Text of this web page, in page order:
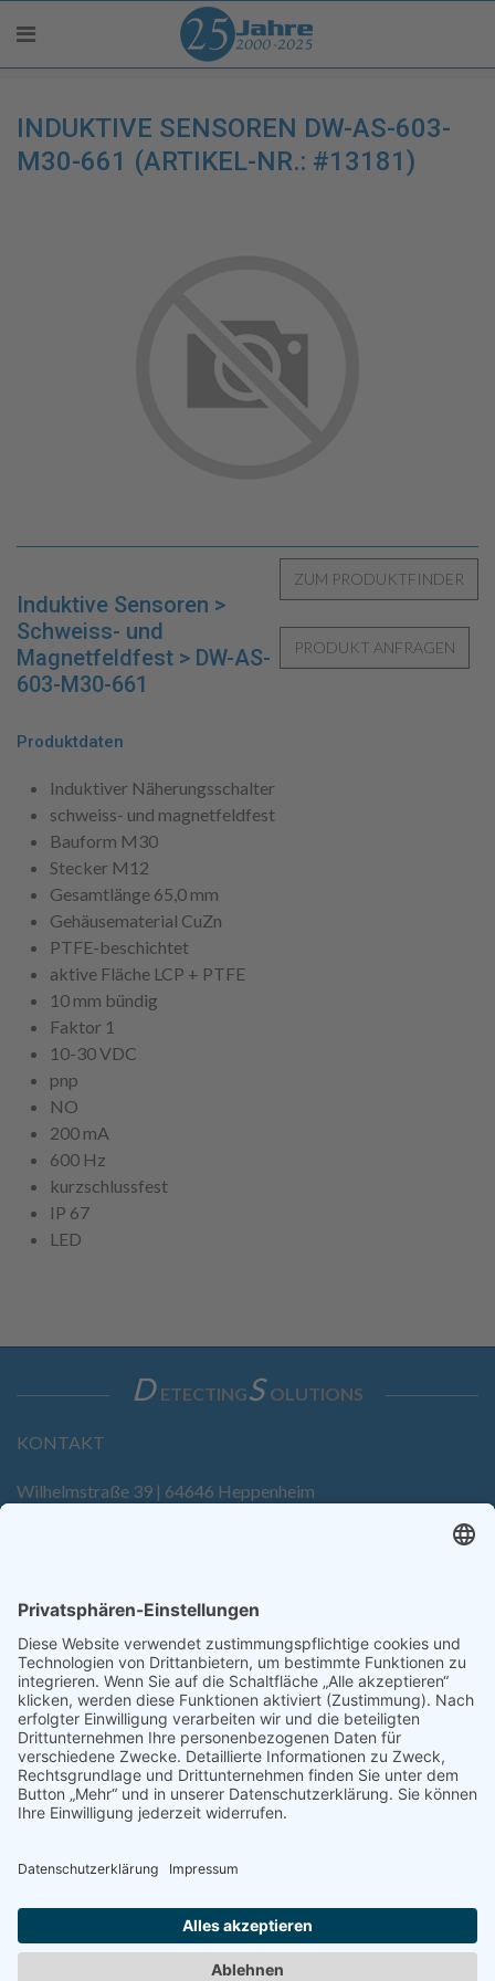
INDUKTIVE SENSOREN DW-AS-603-
M30-661 (ARTIKEL-NR.: #13181)
Induktive Sensoren >
Schweiss- und
Magnetfeldfest > DW-AS-
603-M30-661
Produktdaten
Induktiver Näherungsschalter
schweiss- und magnetfeldfest
Bauform M30
Stecker M12
Gesamtlänge 65,0 mm
Gehäusematerial CuZn
PTFE-beschichtet
aktive Fläche LCP + PTFE
10 mm bündig
Faktor 1
10-30 VDC
pnp
NO
200 mA
600 Hz
kurzschlussfest
IP 67
LED
D ETECTINGS OLUTIONS
KONTAKT
Wilhelmstraße 39 | 64646 Heppenheim
SERVICE
Anfrage
Direkt-Bestellung
KONTAKTFORMULAR
AGB
Sitemap
Copyright © Dietz Sensortechnik